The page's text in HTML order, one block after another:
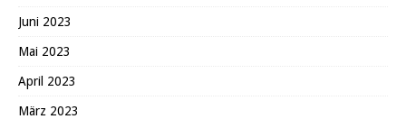
Juni 2023
Mai 2023
April 2023
März 2023